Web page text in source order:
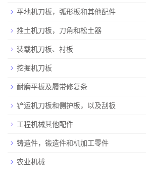
平地机刀板，弧形板和其他配件
推土机刀板，刀角和松土器
装载机刀板、衬板
挖掘机刀板
耐磨平板及履带修复条
铲运机刀板和侧护板，以及刮板
工程机械其他配件
铸造件，锻造件和机加工零件
农业机械